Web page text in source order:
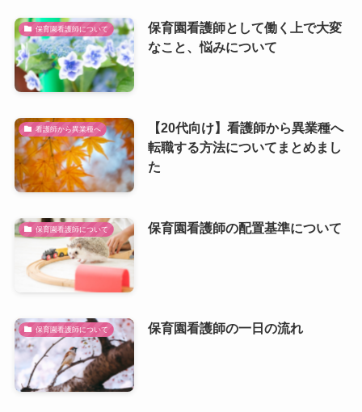
保育園看護師について
保育園看護師として働く上で大変
なこと、悩みについて
看護師から異業種へ
【20代向け】看護師から異業種へ
転職する方法についてまとめまし
た
保育園看護師について 保育園看護師の配置基準について
保育園看護師について 保育園看護師の一日の流れ